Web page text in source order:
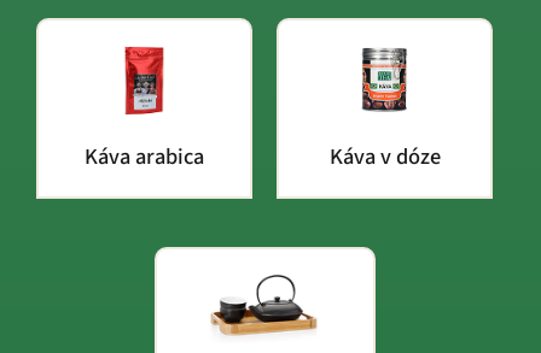
Káva arabica Káva v dóze